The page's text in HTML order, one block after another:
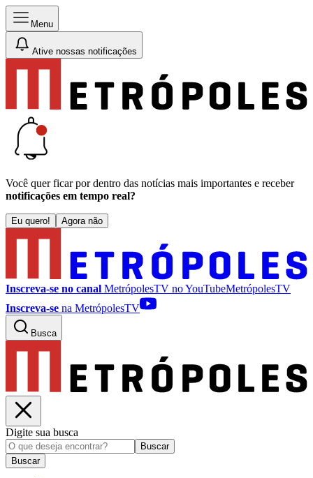
Menu
Ative nossas notificações
Você quer ficar por dentro das notícias mais importantes e receber
notificações em tempo real?
Eu quero! Agora não
Inscreva-se no canal MetrópolesTV noYouTubeMetrópolesTV
Inscreva-se na MetrópolesTV
Busca
Digite sua busca
Buscar
Buscar